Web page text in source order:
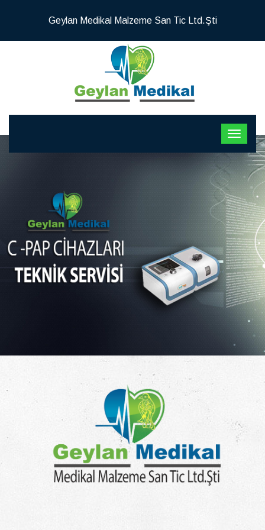
Geylan Medikal Malzeme San Tic Ltd.Şti